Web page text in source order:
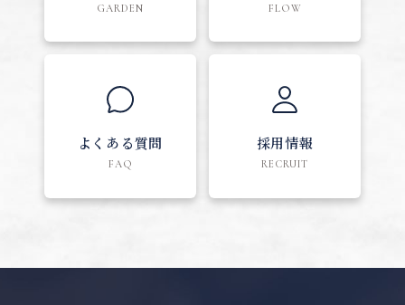
GARDEN FLOW
よくある質問
FAQ
採用情報
RECRUIT